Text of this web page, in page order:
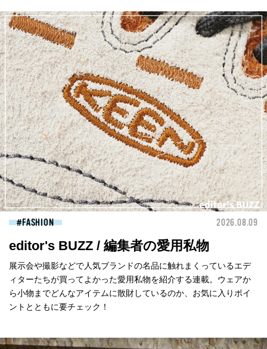
FASHION 2026.08.09
editor's BUZZ / 編集者の愛用私物
展示会や撮影などで人気ブランドの名品に触れまくっているエデ
ィターたちが買ってよかった愛用私物を紹介する連載。ウェアか
ら小物までどんなアイテムに散財しているのか、お気に入りポイ
ントとともに要チェック！